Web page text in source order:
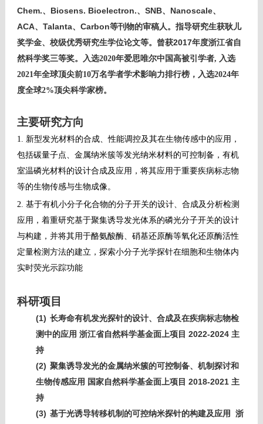
Chem.、 Biosens. Bioelectron.、 SNB、 Nanoscale、
ACA、 Talanta、 Carbon等刊物的审稿人。指导研究生获耿儿
奖学金、校级优秀研究生学位论文等。曾获2017年度浙江省自
然科学奖三等奖。 入选2020年爱思唯尔中国高被引学者, 入选
2021年全球顶尖前10万名学者学术影响力排行榜，入选2024年
度全球2%顶尖科学家榜。
主要研究方向
1. 新型发光材料的合成、性能调控及其在生物传感中的应用，
包括碳量子点、金属纳米簇等发光纳米材料的可控制备，有机
室温磷光材料的设计合成及应用，将其应用于重要疾病标志物
等的生物传感与生物成像。
2. 基于有机小分子化合物的分子开关的设计、合成及分析检测
应用，着重研究基于聚集诱导发光体系的磷光分子开关的设计
与构建，并将其用于酪氨酸酶、硝基还原酶等氧化还原酶活性
定量检测方法的建立，探索小分子光学探针在细胞和生物体内
实时荧光示踪功能
科研项目
(1) 长寿命有机发光探针的设计、合成及在疾病标志物检
测中的应用 浙江省自然科学基金面上项目 2022-2024 主
持
(2) 聚集诱导发光的金属纳米簇的可控制备、机制探讨和
生物传感应用 国家自然科学基金面上项目 2018-2021 主
持
(3) 基于光诱导转移机制的可控纳米探针的构建及应用
浙